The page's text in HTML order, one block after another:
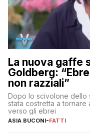
La nuova gaffe
Goldberg:
non razziali”
Dopo lo scivolone dello
stata costretta a tornare
verso gli ebrei
ASIA BUCONI-FATTI